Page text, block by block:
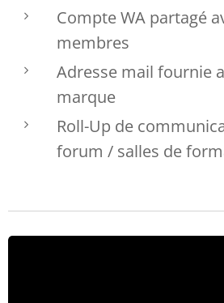
Compte WA partagé
membres
Adresse mail fournie
marque
Roll-Up de
forum / salles de